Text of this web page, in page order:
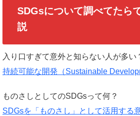
SDGsについて調べてたら
説
入り口すぎて意外と知らない人が多い
持続可能な開発（Sustainable
ものさしとしてのSDGsって何？
SDGsを「ものさし」として活用する